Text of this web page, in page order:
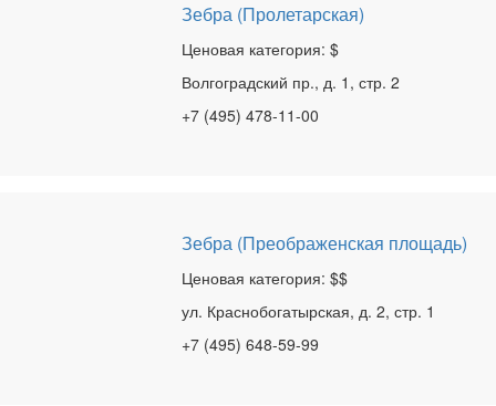
Зебра (Пролетарская)
Ценовая категория: $
Волгоградский пр., д. 1, стр. 2
+7 (495) 478-11-00
Зебра (Преображенская площадь)
Ценовая категория: $$
ул. Краснобогатырская, д. 2, стр. 1
+7 (495) 648-59-99